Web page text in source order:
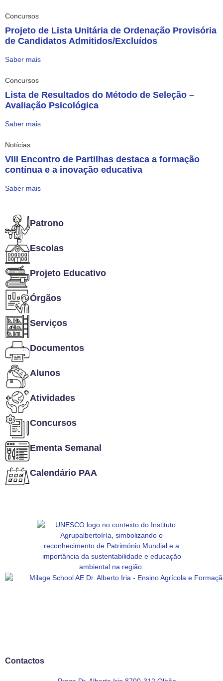
Concursos
Projeto de Lista Unitária de Ordenação Provisória
de Candidatos Admitidos/Excluídos
Saber mais
Concursos
Lista de Resultados do Método de Seleção –
Avaliação Psicológica
Saber mais
Notícias
VIII Encontro de Partilhas destaca a formação
contínua e a inovação educativa
Saber mais
Patrono
Escolas
Projeto Educativo
Órgãos
Serviços
Documentos
Alunos
Atividades
Concursos
Ementa Semanal
Calendário PAA
Contactos